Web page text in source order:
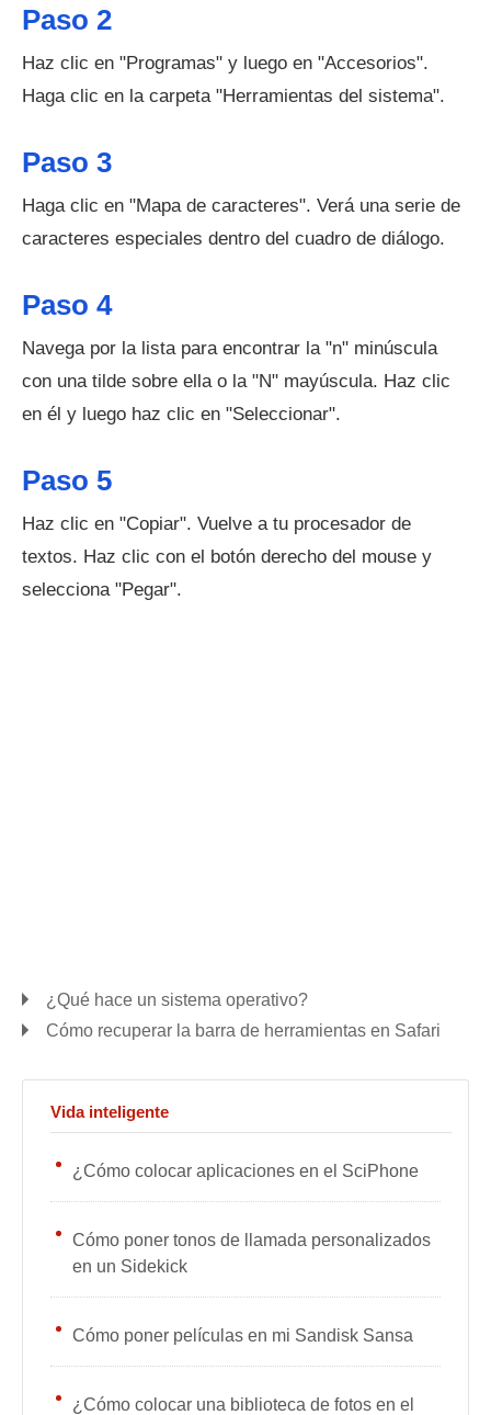
Paso 2
Haz clic en "Programas" y luego en "Accesorios".
Haga clic en la carpeta "Herramientas del sistema".
Paso 3
Haga clic en "Mapa de caracteres". Verá una serie de
caracteres especiales dentro del cuadro de diálogo.
Paso 4
Navega por la lista para encontrar la "n" minúscula
con una tilde sobre ella o la "N" mayúscula. Haz clic
en él y luego haz clic en "Seleccionar".
Paso 5
Haz clic en "Copiar". Vuelve a tu procesador de
textos. Haz clic con el botón derecho del mouse y
selecciona "Pegar".
¿Qué hace un sistema operativo?
Cómo recuperar la barra de herramientas en Safari
Vida inteligente
¿Cómo colocar aplicaciones en el SciPhone
Cómo poner tonos de llamada personalizados
en un Sidekick
Cómo poner películas en mi Sandisk Sansa
¿Cómo colocar una biblioteca de fotos en el